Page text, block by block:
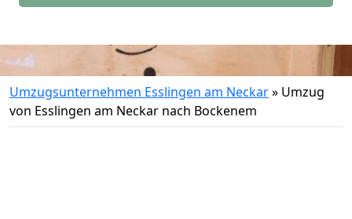
Umzugsunternehmen Esslingen am Neckar» Umzug
von Esslingen am Neckar nach Bockenem